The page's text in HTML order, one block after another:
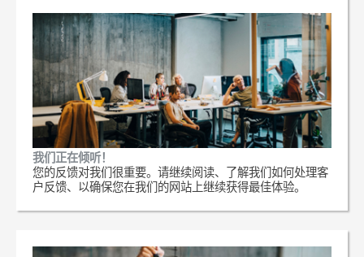
我们正在倾听！
您的反馈对我们很重要。请继续阅读、了解我们如何处理客
户反馈、以确保您在我们的网站上继续获得最佳体验。